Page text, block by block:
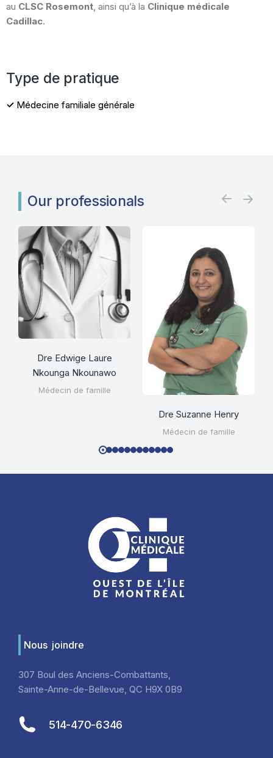
au CLSC Rosemont, ainsi qu’à la Clinique médicale
Cadillac.
Type de pratique
✓ Médecine familiale générale
Our professionals
Dre Edwige Laure
Nkounga Nkounawo
Médecin de famille
Dre Suzanne Henry
Médecin de famille
Nous joindre
307 Boul des Anciens-Combattants,
Sainte-Anne-de-Bellevue, QC H9X 0B9
514-470-6346